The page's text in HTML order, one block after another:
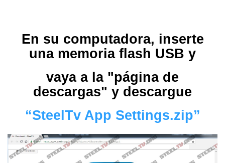
En su computadora, inserte
una memoria flash USB y
vaya a la "página de
descargas" y descargue
“SteelTv App Settings.zip”